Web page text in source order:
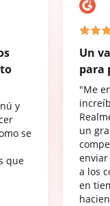
y
se
que
Un
para
"Me
un
a los
en